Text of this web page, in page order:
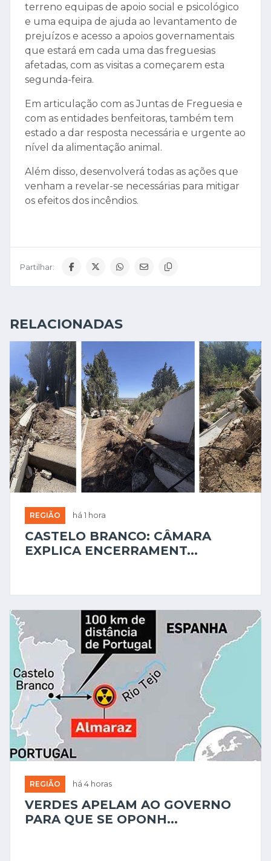
terreno equipas de apoio social e psicológico
e uma equipa de ajuda ao levantamento de
prejuízos e acesso a apoios governamentais
que estará em cada uma das freguesias
afetadas, com as visitas a começarem esta
segunda-feira.
Em articulação com as Juntas de Freguesia e
com as entidades benfeitoras, também tem
estado a dar resposta necessária e urgente ao
nível da alimentação animal.
Além disso, desenvolverá todas as ações que
venham a revelar-se necessárias para mitigar
os efeitos dos incêndios.
Partilhar:
RELACIONADAS
REGIÃO há 1 hora
CASTELO BRANCO: CÂMARA
EXPLICA ENCERRAMENT...
REGIÃO há 4 horas
VERDES APELAM AO GOVERNO
PARA QUE SE OPONH...